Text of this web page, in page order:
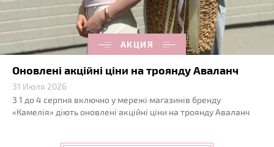
АКЦИЯ
Оновлені акційні ціни на троянду Аваланч
31 Июля 2026
З 1 до 4 серпня включно у мережі магазинів бренду
«Камелія» діють оновлені акційні ціни на троянду Аваланч